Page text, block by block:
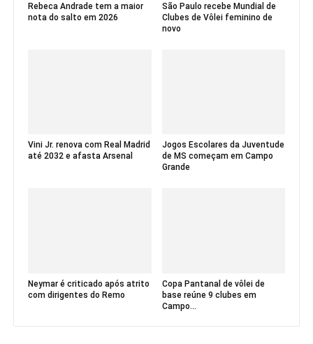
Rebeca Andrade tem a maior
nota do salto em 2026
São Paulo recebe Mundial de
Clubes de Vôlei feminino de
novo
Vini Jr. renova com Real Madrid
até 2032 e afasta Arsenal
Jogos Escolares da Juventude
de MS começam em Campo
Grande
Neymar é criticado após atrito
com dirigentes do Remo
Copa Pantanal de vôlei de
base reúne 9 clubes em
Campo...